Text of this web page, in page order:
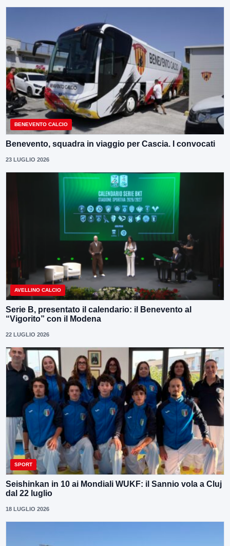
BENEVENTO CALCIO
Benevento, squadra in viaggio per Cascia. I convocati
23 LUGLIO 2026
AVELLINO CALCIO
Serie B, presentato il calendario: il Benevento al
“Vigorito” con il Modena
22 LUGLIO 2026
SPORT
Seishinkan in 10 ai Mondiali WUKF: il Sannio vola a Cluj
dal 22 luglio
18 LUGLIO 2026